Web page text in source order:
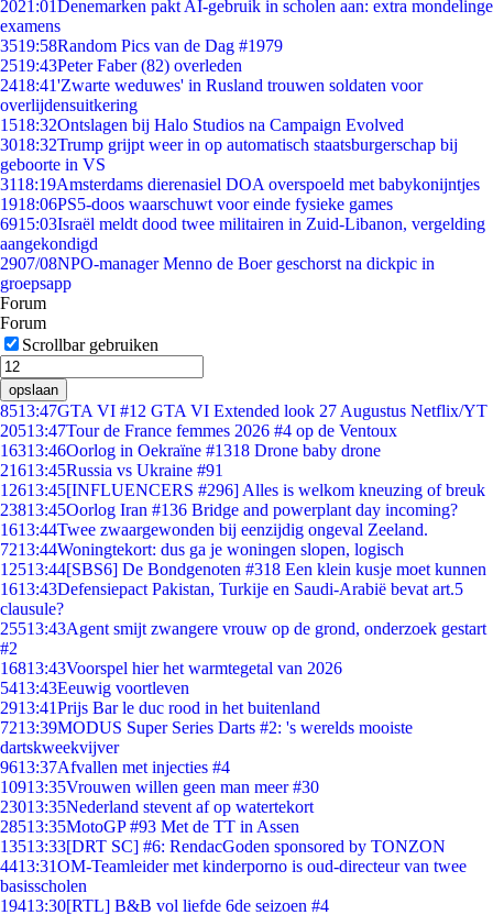
2021:01Denemarken pakt AI-gebruik in scholen aan: extra mondelinge
examens
3519:58Random Pics van de Dag #1979
2519:43Peter Faber (82) overleden
2418:41'Zwarte weduwes' in Rusland trouwen soldaten voor
overlijdensuitkering
1518:32Ontslagen bij Halo Studios na Campaign Evolved
3018:32Trump grijpt weer in op automatisch staatsburgerschap bij
geboorte in VS
3118:19Amsterdams dierenasiel DOA overspoeld met babykonijntjes
1918:06PS5-doos waarschuwt voor einde fysieke games
6915:03Israël meldt dood twee militairen in Zuid-Libanon, vergelding
aangekondigd
2907/08NPO-manager Menno de Boer geschorst na dickpic in
groepsapp
Forum
Forum
Scrollbar gebruiken
opslaan
8513:47GTA VI #12 GTA VI Extended look 27 Augustus Netflix/YT
20513:47Tour de France femmes 2026 #4 op de Ventoux
16313:46Oorlog in Oekraïne #1318 Drone baby drone
21613:45Russia vs Ukraine #91
12613:45[INFLUENCERS #296] Alles is welkom kneuzing of breuk
23813:45Oorlog Iran #136 Bridge and powerplant day incoming?
1613:44Twee zwaargewonden bij eenzijdig ongeval Zeeland.
7213:44Woningtekort: dus ga je woningen slopen, logisch
12513:44[SBS6] De Bondgenoten #318 Een klein kusje moet kunnen
1613:43Defensiepact Pakistan, Turkije en Saudi-Arabië bevat art.5
clausule?
25513:43Agent smijt zwangere vrouw op de grond, onderzoek gestart
#2
16813:43Voorspel hier het warmtegetal van 2026
5413:43Eeuwig voortleven
2913:41Prijs Bar le duc rood in het buitenland
7213:39MODUS Super Series Darts #2: 's werelds mooiste
dartskweekvijver
9613:37Afvallen met injecties #4
10913:35Vrouwen willen geen man meer #30
23013:35Nederland stevent af op watertekort
28513:35MotoGP #93 Met de TT in Assen
13513:33[DRT SC] #6: RendacGoden sponsored by TONZON
4413:31OM-Teamleider met kinderporno is oud-directeur van twee
basisscholen
19413:30[RTL] B&B vol liefde 6de seizoen #4